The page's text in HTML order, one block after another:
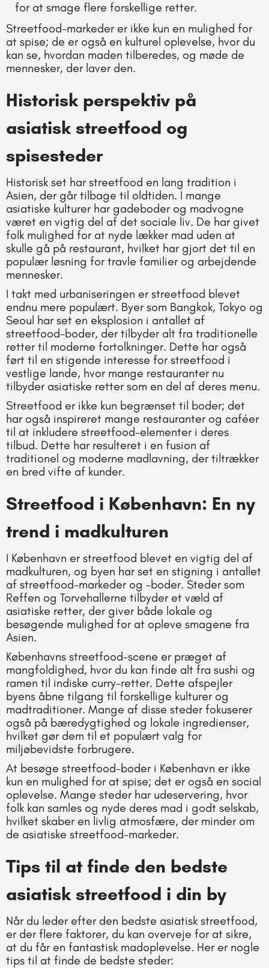
for at smage flere forskellige retter.
Streetfood-markeder er ikke kun en mulighed for
at spise; de er også en kulturel oplevelse, hvor du
kan se, hvordan maden tilberedes, og møde de
mennesker, der laver den.
Historisk perspektiv på
asiatisk streetfood og
spisesteder
Historisk set har streetfood en lang tradition i
Asien, der går tilbage til oldtiden. I mange
asiatiske kulturer har gadeboder og madvogne
været en vigtig del af det sociale liv. De har givet
folk mulighed for at nyde lækker mad uden at
skulle gå på restaurant, hvilket har gjort det til en
populær løsning for travle familier og arbejdende
mennesker.
I takt med urbaniseringen er streetfood blevet
endnu mere populært. Byer som Bangkok, Tokyo og
Seoul har set en eksplosion i antallet af
streetfood-boder, der tilbyder alt fra traditionelle
retter til moderne fortolkninger. Dette har også
ført til en stigende interesse for streetfood i
vestlige lande, hvor mange restauranter nu
tilbyder asiatiske retter som en del af deres menu.
Streetfood er ikke kun begrænset til boder; det
har også inspireret mange restauranter og caféer
til at inkludere streetfood-elementer i deres
tilbud. Dette har resulteret i en fusion af
traditionel og moderne madlavning, der tiltrækker
en bred vifte af kunder.
Streetfood i København: En ny
trend i madkulturen
I København er streetfood blevet en vigtig del af
madkulturen, og byen har set en stigning i antallet
af streetfood-markeder og -boder. Steder som
Reffen og Torvehallerne tilbyder et væld af
asiatiske retter, der giver både lokale og
besøgende mulighed for at opleve smagene fra
Asien.
Københavns streetfood-scene er præget af
mangfoldighed, hvor du kan finde alt fra sushi og
ramen til indiske curry-retter. Dette afspejler
byens åbne tilgang til forskellige kulturer og
madtraditioner. Mange af disse steder fokuserer
også på bæredygtighed og lokale ingredienser,
hvilket gør dem til et populært valg for
miljøbevidste forbrugere.
At besøge streetfood-boder i København er ikke
kun en mulighed for at spise; det er også en social
oplevelse. Mange steder har udeservering, hvor
folk kan samles og nyde deres mad i godt selskab,
hvilket skaber en livlig atmosfære, der minder om
de asiatiske streetfood-markeder.
Tips til at finde den bedste
asiatisk streetfood i din by
Når du leder efter den bedste asiatisk streetfood,
er der flere faktorer, du kan overveje for at sikre,
at du får en fantastisk madoplevelse. Her er nogle
tips til at finde de bedste steder: